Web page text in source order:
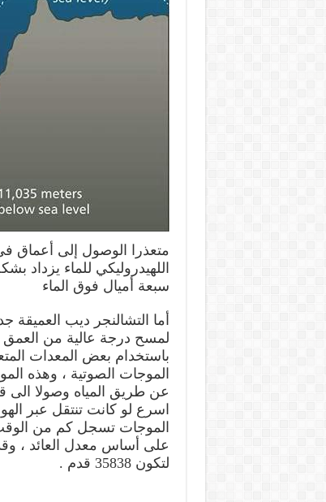
اللهيدروليكي للماء
سبعة أميال فوق الماء
لمسح درجة عالية من العمق
باستخدام بعض المعدات
الموجات الصوتية ، وهذه
عن طريق المياه وصولا الى
اسرع لو كانت تنتقل عبر
الموجات تسجل كم من
على أساس معدل العائد ،
لتكون 35838 قدم .